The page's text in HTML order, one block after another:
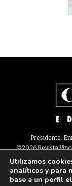
Presidente:
©2026 Revista
Newsletter
Paseo de Gracia, 63.
Utilizamos
analíticos y para
base a un perfil